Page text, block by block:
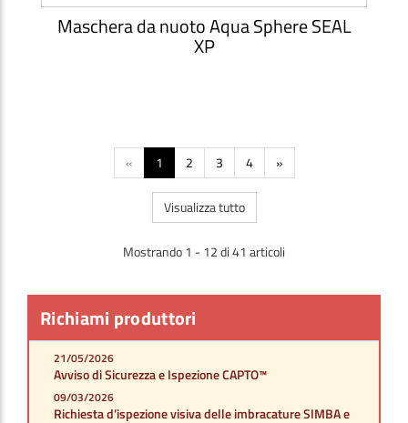
Richiami produttori
21/05/2026
Avviso di Sicurezza e Ispezione CAPTO™
09/03/2026
Richiesta d’ispezione visiva delle imbracature SIMBA e
Maschera da nuoto Aqua Sphere SEAL
XP
« 1 2 3 4 »
Visualizza tutto
Mostrando 1 - 12 di 41 articoli